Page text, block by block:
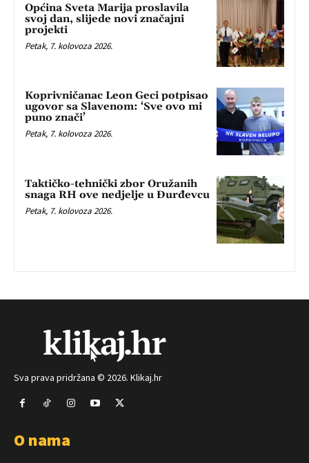
Općina Sveta Marija proslavila
svoj dan, slijede novi značajni
projekti
Petak, 7. kolovoza 2026.
Koprivničanac Leon Geci potpisao
ugovor sa Slavenom: ‘Sve ovo mi
puno znači’
Petak, 7. kolovoza 2026.
Taktičko-tehnički zbor Oružanih
snaga RH ove nedjelje u Đurđevcu
Petak, 7. kolovoza 2026.
Sva prava pridržana © 2026. Klikaj.hr
O nama